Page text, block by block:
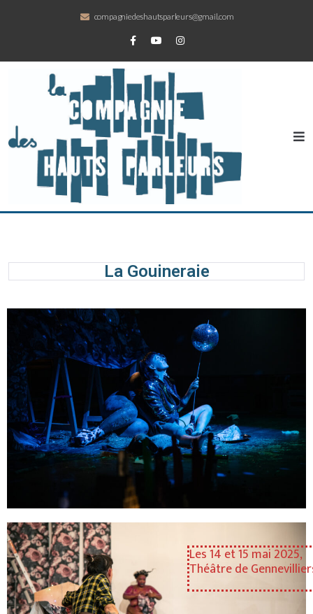
compagniedeshautsparleurs@gmail.com
La Gouineraie
Les 14 et 15 mai 2025,
Théâtre de